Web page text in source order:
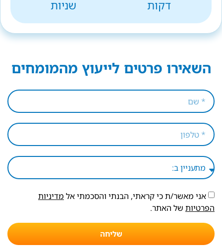
דקות
שניות
השאירו פרטים לייעוץ מהמומחים
אני מאשר/ת כי קראתי, הבנתי והסכמתי אל מדיניות
הפרטיות של האתר.
שליחה